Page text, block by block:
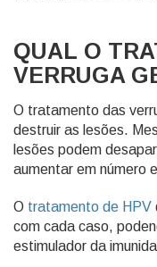
QUAL O
VERRUGA
O tratamento das
destruir as lesões.
lesões podem
aumentar em número
O tratamento de HPV
com cada caso,
estimulador da